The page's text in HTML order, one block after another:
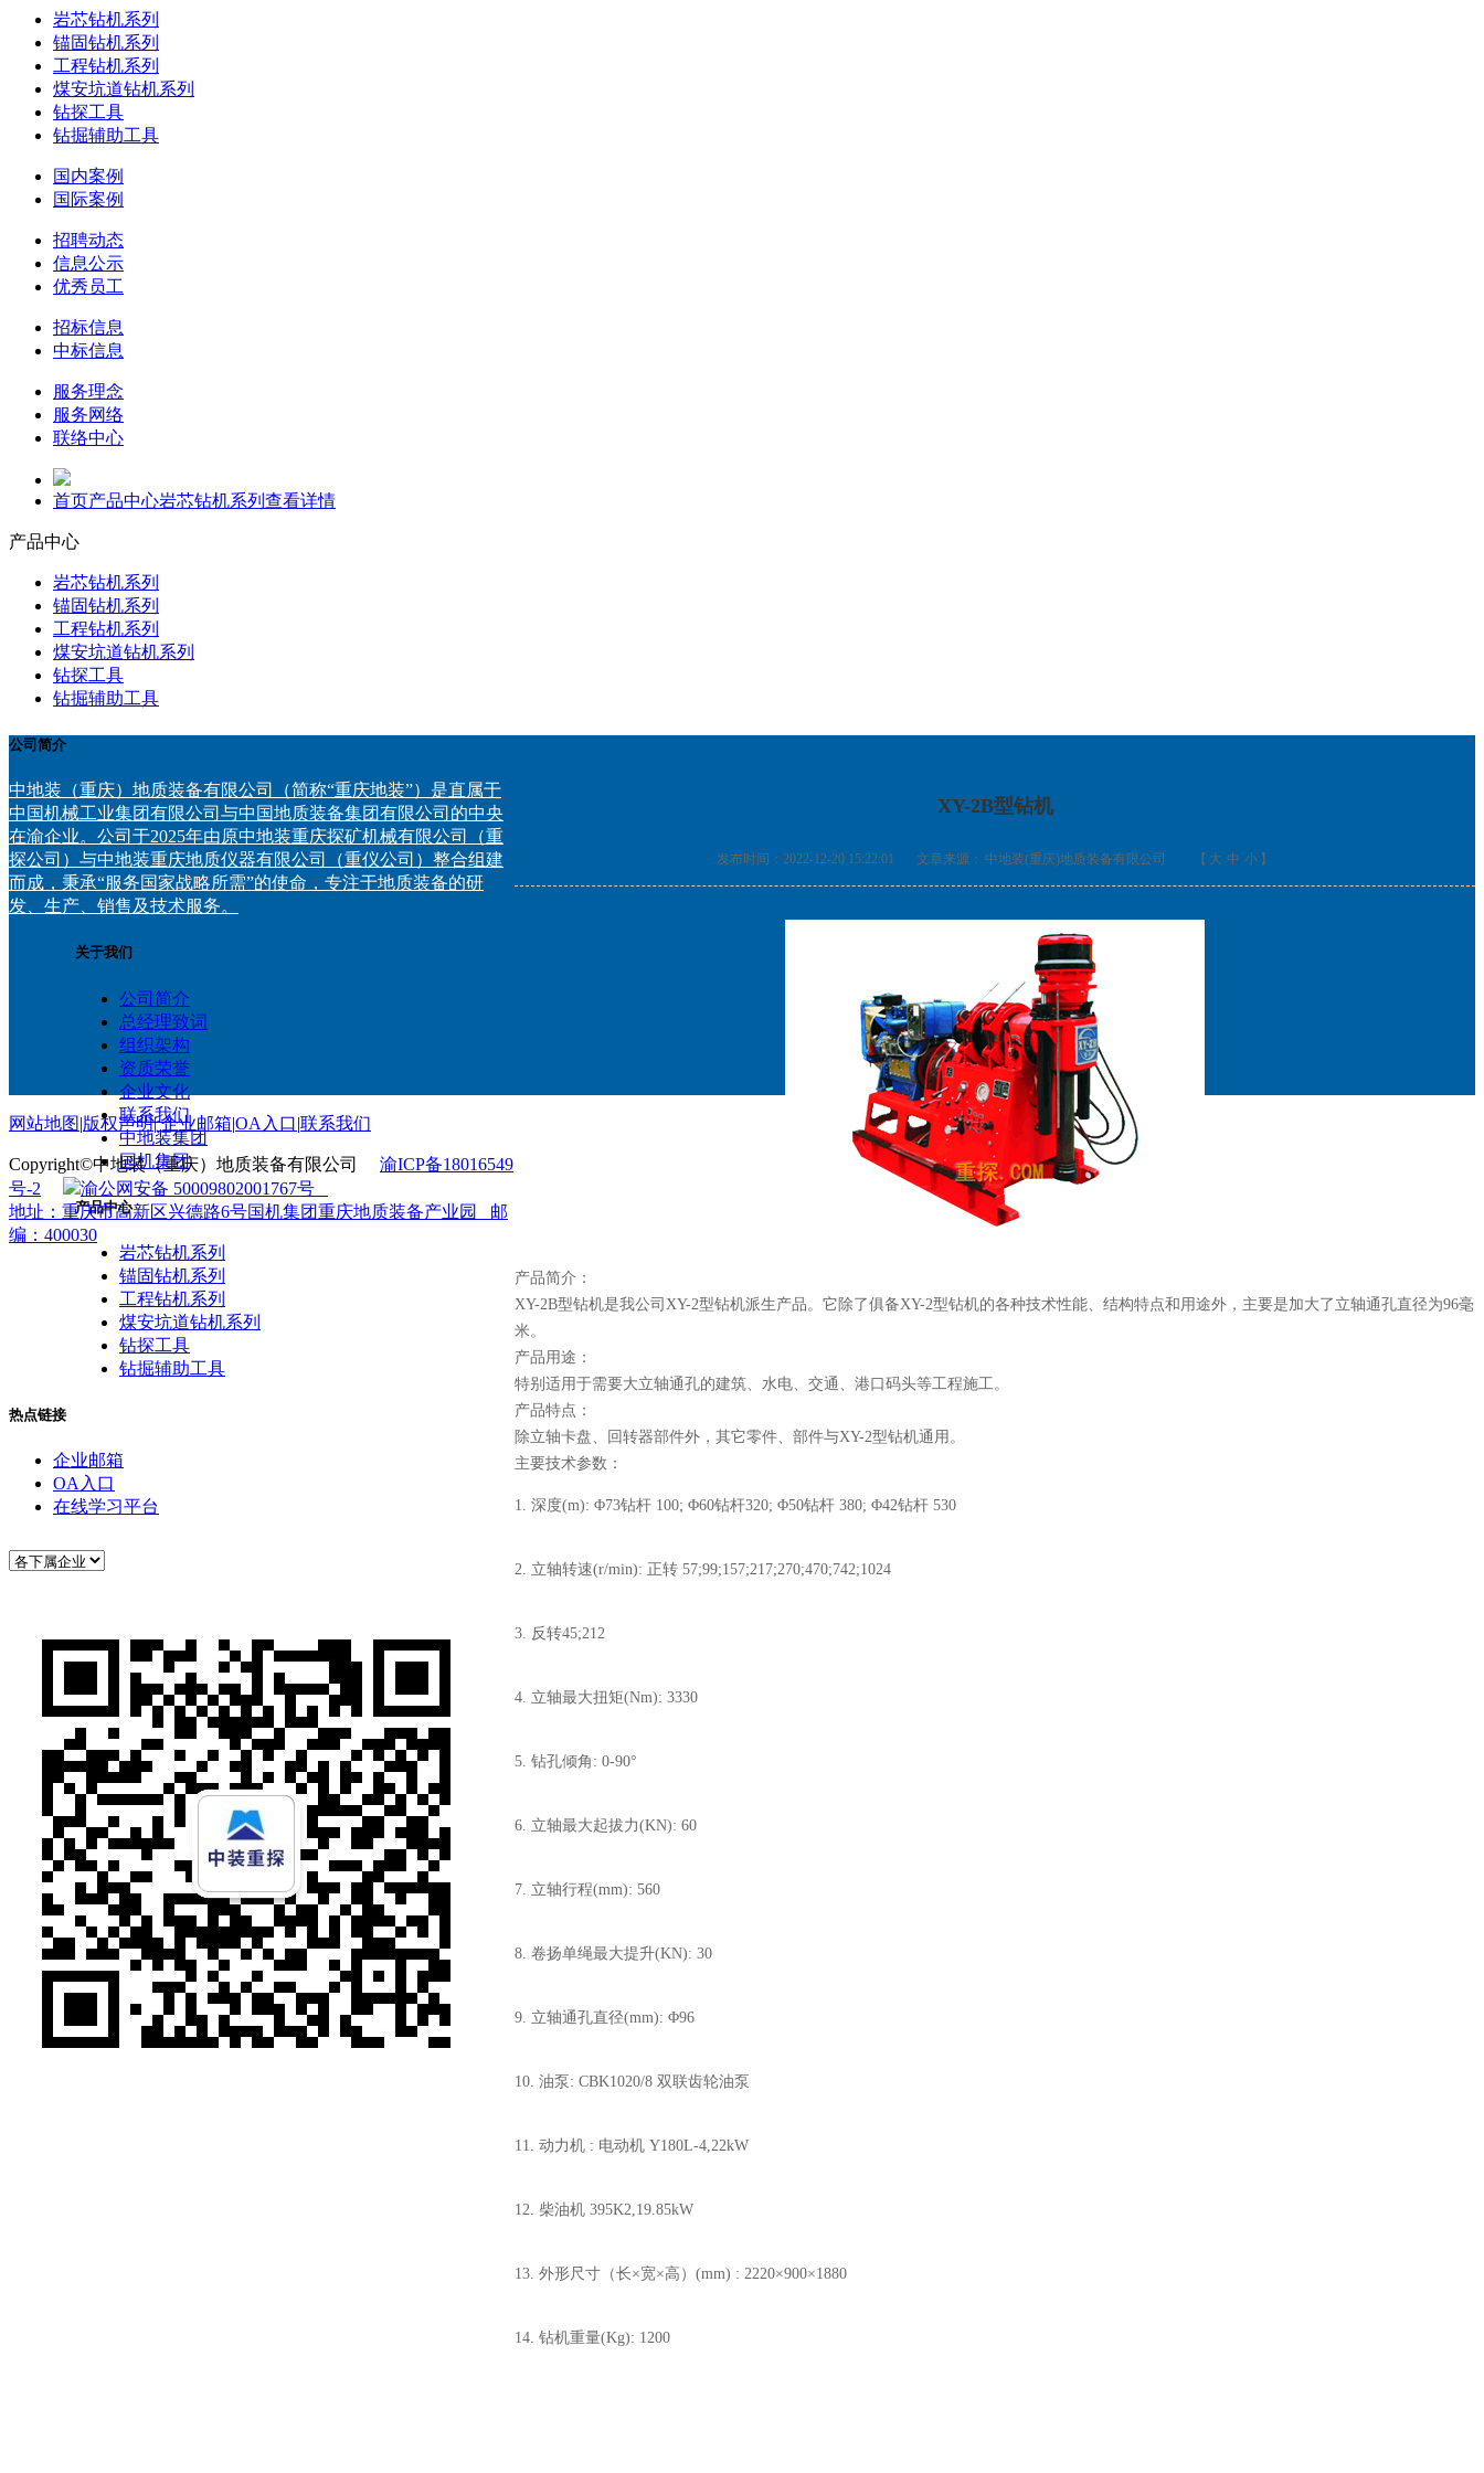
岩芯钻机系列
锚固钻机系列
工程钻机系列
煤安坑道钻机系列
钻探工具
钻掘辅助工具
国内案例
国际案例
招聘动态
信息公示
优秀员工
招标信息
中标信息
服务理念
服务网络
联络中心
首页产品中心岩芯钻机系列 查看详情
产品中心
岩芯钻机系列
锚固钻机系列
工程钻机系列
煤安坑道钻机系列
钻探工具
钻掘辅助工具
XY-2B型钻机
发布时间：2022-12-20 15:22:01 文章来源： 中地装(重庆)地质装备有限公司 【 大 中 小 】
产品简介：
XY-2B型钻机是我公司XY-2型钻机派生产品。它除了俱备XY-2型钻机的各种技术性能、结构特点和用途外，主要是加大了立轴通孔直径为96毫
米。
产品用途：
特别适用于需要大立轴通孔的建筑、水电、交通、港口码头等工程施工。
产品特点：
除立轴卡盘、回转器部件外，其它零件、部件与XY-2型钻机通用。
主要技术参数：
1. 深度(m): Φ73钻杆 100; Φ60钻杆320; Φ50钻杆 380; Φ42钻杆 530
2. 立轴转速(r/min): 正转 57;99;157;217;270;470;742;1024
3. 反转45;212
4. 立轴最大扭矩(Nm): 3330
5. 钻孔倾角: 0-90°
6. 立轴最大起拔力(KN): 60
7. 立轴行程(mm): 560
8. 卷扬单绳最大提升(KN): 30
9. 立轴通孔直径(mm): Φ96
10. 油泵: CBK1020/8 双联齿轮油泵
11. 动力机 : 电动机 Y180L-4,22kW
12. 柴油机 395K2,19.85kW
13. 外形尺寸（长×宽×高）(mm) : 2220×900×1880
14. 钻机重量(Kg): 1200
公司简介
中地装（重庆）地质装备有限公司（简称“重庆地装”）是直属于
中国机械工业集团有限公司与中国地质装备集团有限公司的中央
在渝企业。公司于2025年由原中地装重庆探矿机械有限公司（重
探公司）与中地装重庆地质仪器有限公司（重仪公司）整合组建
而成，秉承“服务国家战略所需”的使命，专注于地质装备的研
发、生产、销售及技术服务。
关于我们
公司简介
总经理致词
组织架构
资质荣誉
企业文化
联系我们
中地装集团
国机集团
产品中心
岩芯钻机系列
锚固钻机系列
工程钻机系列
煤安坑道钻机系列
钻探工具
钻掘辅助工具
热点链接
企业邮箱
OA入口
在线学习平台
网站地图|版权声明|企业邮箱|OA入口|联系我们
Copyright©中地装（重庆）地质装备有限公司 渝ICP备18016549
号-2
渝公网安备 50009802001767号
地址：重庆市高新区兴德路6号国机集团重庆地质装备产业园 邮
编：400030